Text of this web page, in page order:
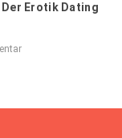
Der Erotik Dating